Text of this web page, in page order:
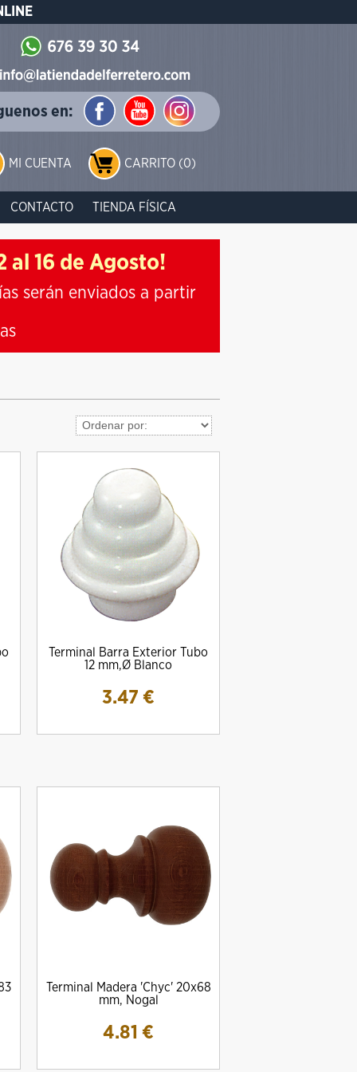
en:
MI CUENTA CARRITO (0)
CONTACTO TIENDA FÍSICA
al 16 de Agosto!
serán enviados a partir
Terminal Barra Exterior Tubo
12 mm,Ø Blanco
3.47 €
Terminal Madera 'Chyc' 20x68
mm, Nogal
4.81 €